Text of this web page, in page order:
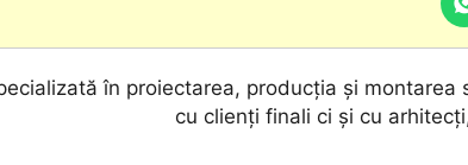
în proiectarea, producţia și
cu clienţi finali ci și cu